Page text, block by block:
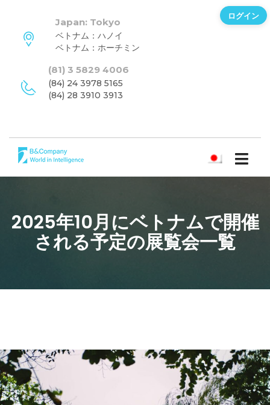
Japan: Tokyo
ベトナム：ハノイ
ベトナム：ホーチミン
(81) 3 5829 4006
(84) 24 3978 5165
(84) 28 3910 3913
日本語
2025年10月にベトナムで開催
される予定の展覧会一覧
ログイン